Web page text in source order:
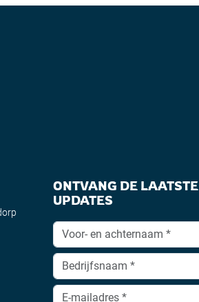
ONTVANG DE LAATSTE
UPDATES